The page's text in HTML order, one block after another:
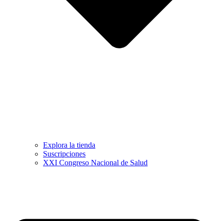
Explora la tienda
Suscripciones
XXI Congreso Nacional de Salud